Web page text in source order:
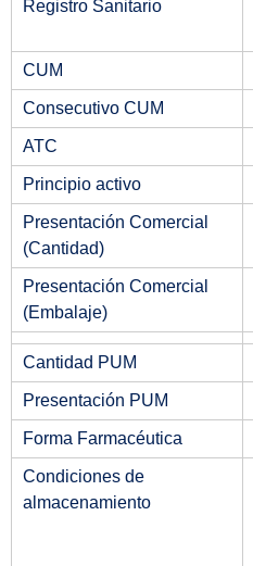
Registro Sanitario
CUM
Consecutivo CUM
ATC
Principio activo
Presentación Comercial
(Cantidad)
Presentación Comercial
(Embalaje)
Cantidad PUM
Presentación PUM
Forma Farmacéutica
Condiciones de
almacenamiento